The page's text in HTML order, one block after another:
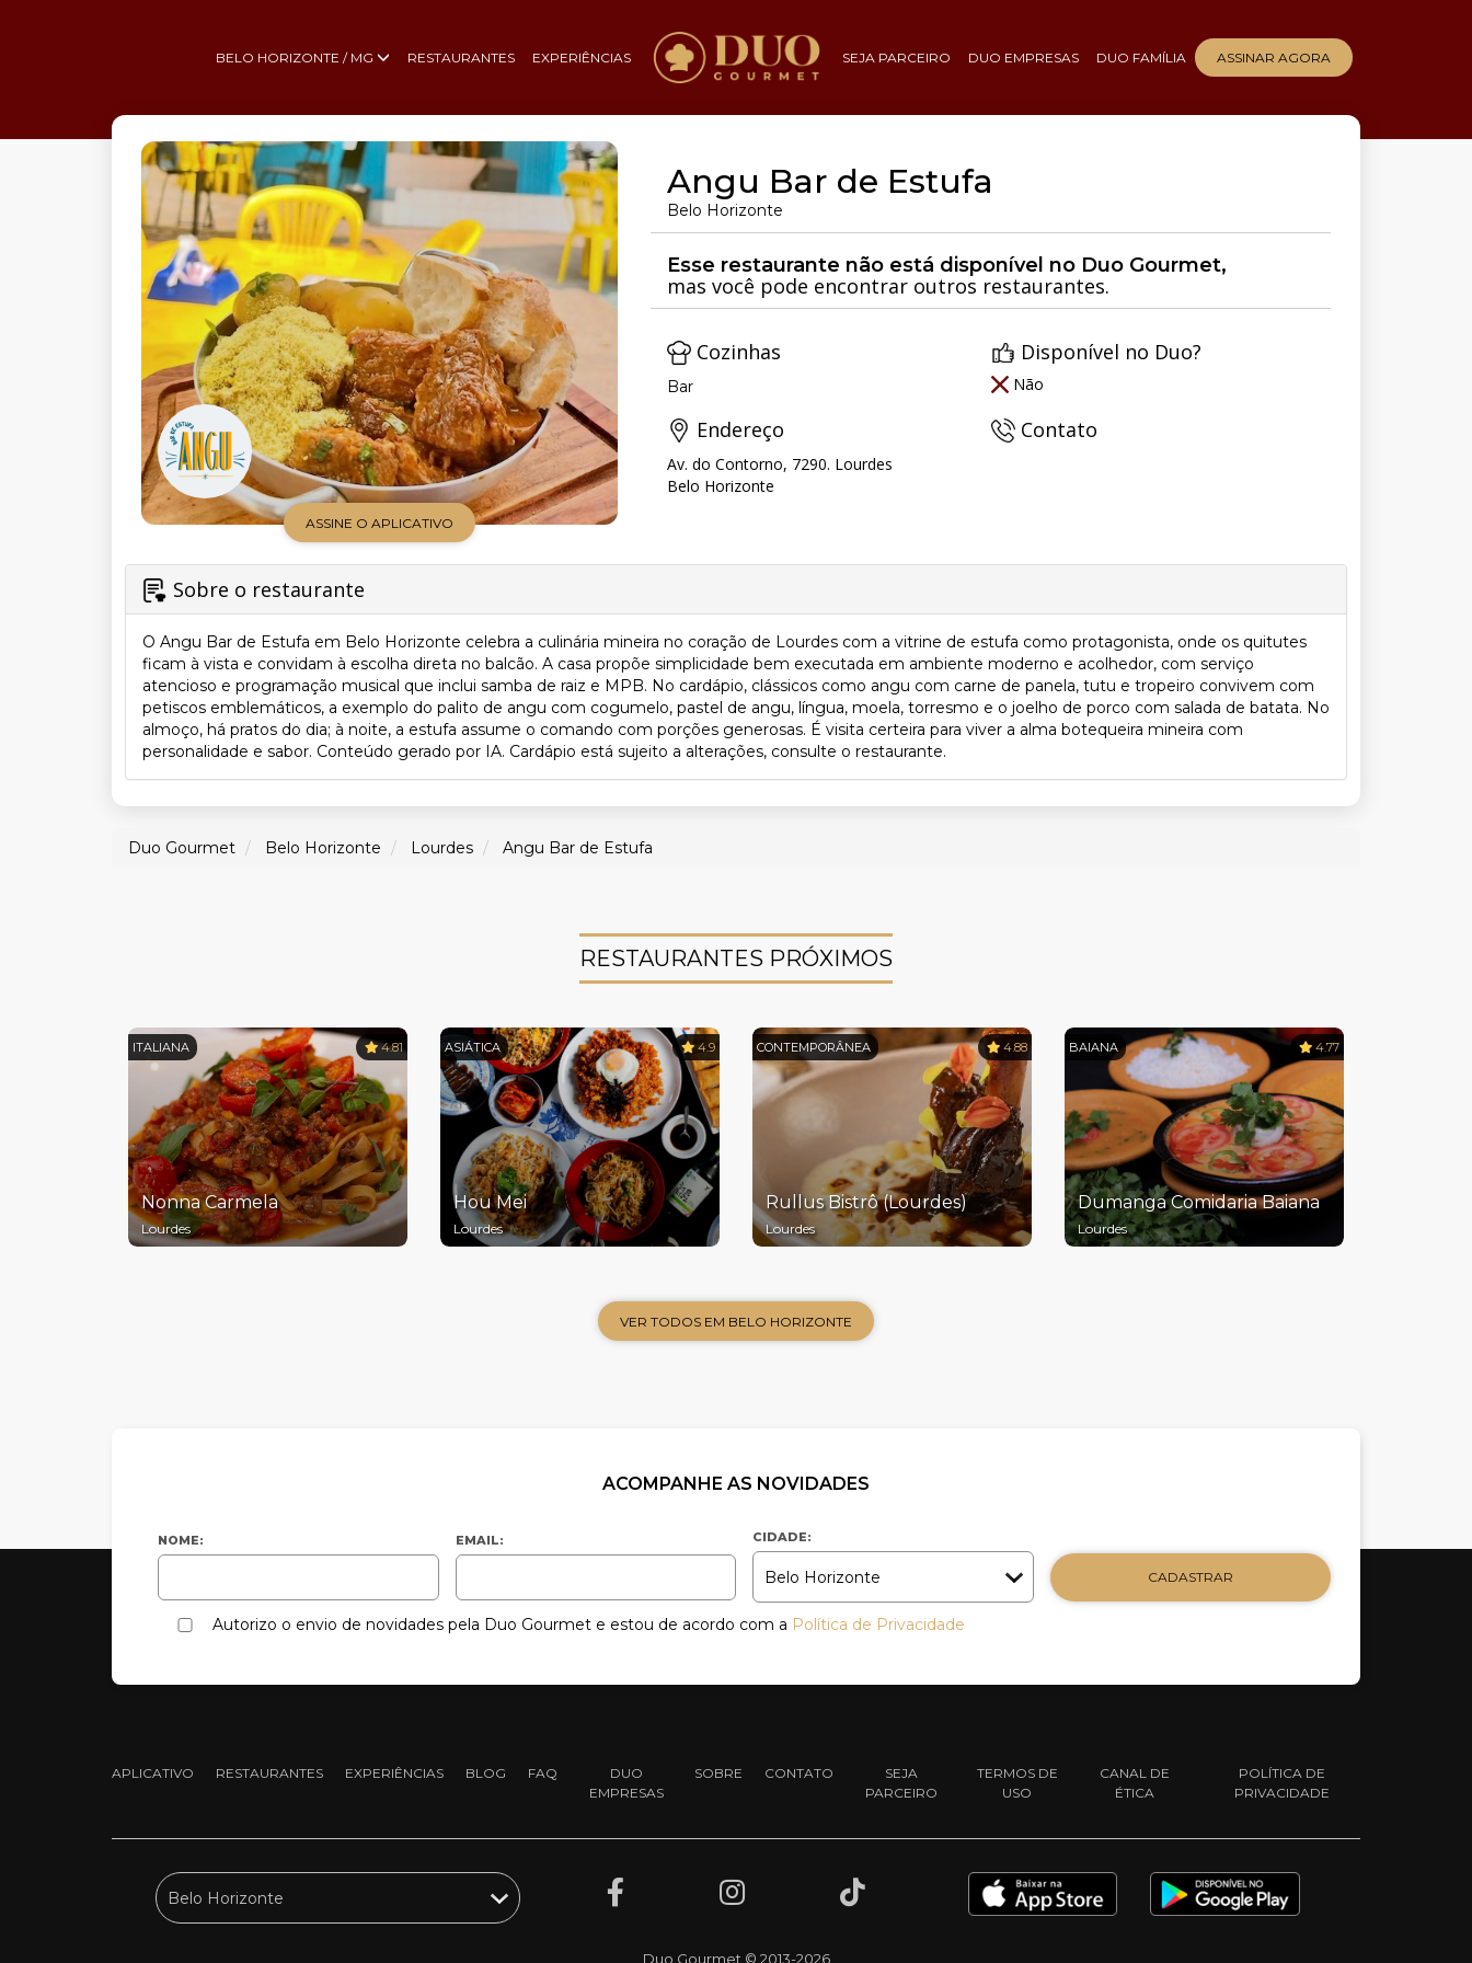
BELO HORIZONTE / MG RESTAURANTES EXPERIÊNCIAS SEJA PARCEIRO DUO EMPRESAS DUO FAMÍLIA ASSINAR AGORA
ASSINE O APLICATIVO
Angu Bar de Estufa
Belo Horizonte
Esse restaurante não está disponível no Duo Gourmet,
mas você pode encontrar outros restaurantes.
Cozinhas
Bar
Disponível no Duo?
Não
Endereço
Av. do Contorno, 7290. Lourdes
Belo Horizonte
Contato
Sobre o restaurante
O Angu Bar de Estufa em Belo Horizonte celebra a culinária mineira no coração de Lourdes com a vitrine de estufa como protagonista, onde os quitutes
ficam à vista e convidam à escolha direta no balcão. A casa propõe simplicidade bem executada em ambiente moderno e acolhedor, com serviço
atencioso e programação musical que inclui samba de raiz e MPB. No cardápio, clássicos como angu com carne de panela, tutu e tropeiro convivem com
petiscos emblemáticos, a exemplo do palito de angu com cogumelo, pastel de angu, língua, moela, torresmo e o joelho de porco com salada de batata. No
almoço, há pratos do dia; à noite, a estufa assume o comando com porções generosas. É visita certeira para viver a alma botequeira mineira com
personalidade e sabor. Conteúdo gerado por IA. Cardápio está sujeito a alterações, consulte o restaurante.
Duo Gourmet Belo Horizonte Lourdes Angu Bar de Estufa
RESTAURANTES PRÓXIMOS
ITALIANA 4.81
Nonna Carmela
Lourdes
ASIÁTICA 4.9
Hou Mei
Lourdes
CONTEMPORÂNEA 4.88
Rullus Bistrô (Lourdes)
Lourdes
BAIANA 4.77
Dumanga Comidaria Baiana
Lourdes
VER TODOS EM BELO HORIZONTE
ACOMPANHE AS NOVIDADES
NOME: EMAIL: CIDADE:
CADASTRAR
Autorizo o envio de novidades pela Duo Gourmet e estou de acordo com a Política de Privacidade
APLICATIVO RESTAURANTES EXPERIÊNCIAS BLOG FAQ DUO
EMPRESAS
SOBRE CONTATO SEJA
PARCEIRO
TERMOS DE
USO
CANAL DE
ÉTICA
POLÍTICA DE
PRIVACIDADE
Duo Gourmet © 2013-2026